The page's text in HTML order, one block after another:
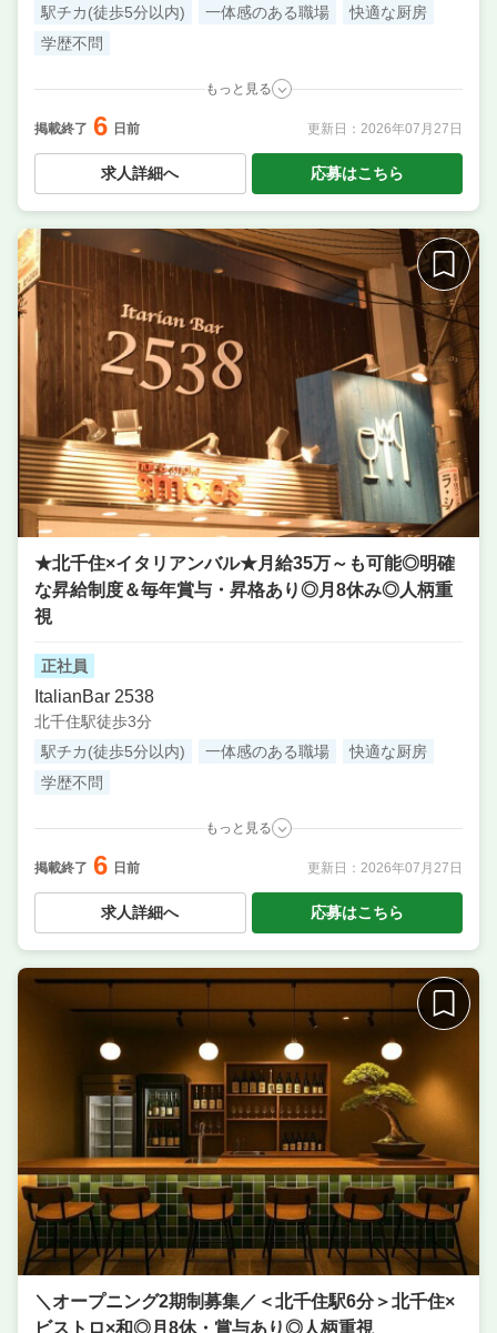
駅チカ(徒歩5分以内) 一体感のある職場
快適な厨房
学歴不問
もっと見る
職種 調理補助・調理見習い
／ 料理長候補（シェフ・板長
など） ／ 調理・キッチンスタッフ・板前 ／ 店長候
補・マネージャー ／ サービス・ホール ／ 洗い場・皿
洗い
ビストロ
東京都足立区千住3-74
席数 50席〜75席
単価 3000円〜4000円
掲載終了 6 日前 更新日： 2026年07月27日
求人詳細へ 応募はこちら
★北千住×イタリアンバル★月給35万～も可能◎明確
な昇給制度＆毎年賞与・昇格あり◎月8休み◎人柄重
視
正社員
ItalianBar 2538
北千住駅徒歩3分
駅チカ(徒歩5分以内)
一体感のある職場
快適な厨房
学歴不問
もっと見る
職種 調理補助・調理見習い
／ 料理長候補（シェフ・板長
など） ／ 調理・キッチンスタッフ・板前 ／ 店長候
補・マネージャー ／ サービス・ホール ／ 洗い場・皿
洗い
イタリアンバル
東京都足立区千住3-36 マツマルビル 2F
3000円〜4000円
掲載終了 6 日前 更新日： 2026年07月27日
求人詳細へ 応募はこちら
＼オープニング2期制募集／＜北千住駅6分＞北千住×
ビストロ×和◎月8休・賞与あり◎人柄重視